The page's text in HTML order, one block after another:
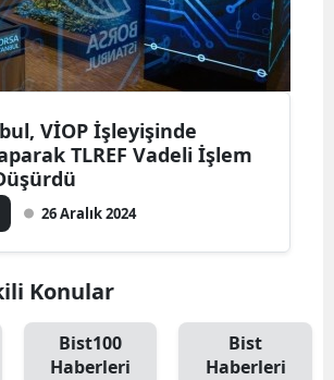
VİOP İşleyişinde
TLREF Vadeli İşlem
26 Aralık 2024
Konular
Bist100
Haberleri
Bist
Haberleri